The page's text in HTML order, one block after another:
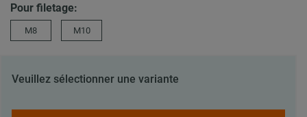
Pour filetage:
M8 M10
Veuillez sélectionner une variante